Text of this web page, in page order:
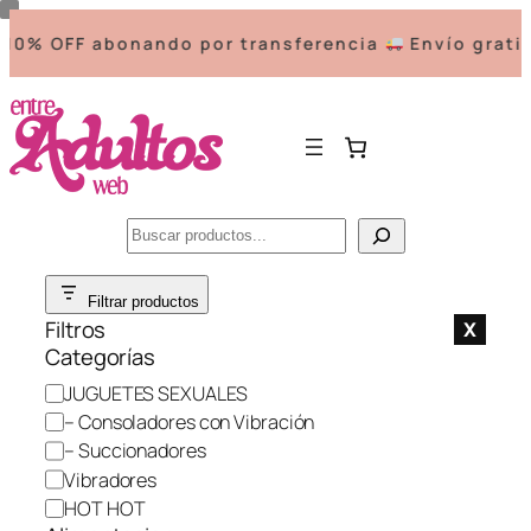
OFF abonando por transferencia Envío gratis
Buscar
Saltar
contenido
Filtrar productos
Filtros X
Categorías
C
a
t
e
g
o
JUGUETES SEXUALES
– Consoladores con Vibración
– Succionadores
Vibradores
HOT HOT